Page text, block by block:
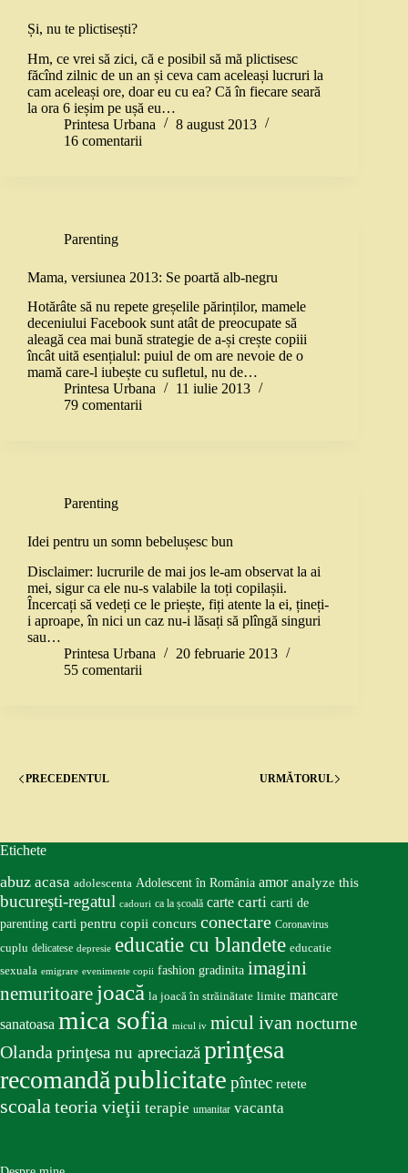
Și, nu te plictisești?
Hm, ce vrei să zici, că e posibil să mă plictisesc
făcînd zilnic de un an și ceva cam aceleași lucruri la
cam aceleași ore, doar eu cu ea? Că în fiecare seară
la ora 6 ieșim pe ușă eu…
Printesa Urbana
8 august 2013
16 comentarii
Parenting
Mama, versiunea 2013: Se poartă alb-negru
Hotărâte să nu repete greșelile părinților, mamele
deceniului Facebook sunt atât de preocupate să
aleagă cea mai bună strategie de a-și crește copiii
încât uită esențialul: puiul de om are nevoie de o
mamă care-l iubește cu sufletul, nu de…
Printesa Urbana
11 iulie 2013
79 comentarii
Parenting
Idei pentru un somn bebelușesc bun
Disclaimer: lucrurile de mai jos le-am observat la ai
mei, sigur ca ele nu-s valabile la toți copilașii.
Încercați să vedeți ce le priește, fiți atente la ei, țineți-
i aproape, în nici un caz nu-i lăsați să plîngă singuri
sau…
Printesa Urbana
20 februarie 2013
55 comentarii
PRECEDENTUL URMĂTORUL
Etichete
abuz acasa adolescenta Adolescent în România amor analyze this
bucureşti-regatul cadouri ca la școală carte carti carti de
parenting carti pentru copii concurs conectare Coronavirus
cuplu delicatese depresie educatie cu blandete educatie
sexuala emigrare evenimente copii fashion gradinita imagini
nemuritoare joacă la joacă în străinătate limite mancare
sanatoasa mica sofia micul iv micul ivan nocturne
Olandaprinţesa nu apreciazăprinţesa
recomandăpublicitate pîntec retete
scoalateoria vieţii terapie umanitar vacanta